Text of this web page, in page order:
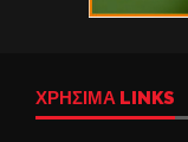
ΧΡΉΣΙΜΑ LINKS